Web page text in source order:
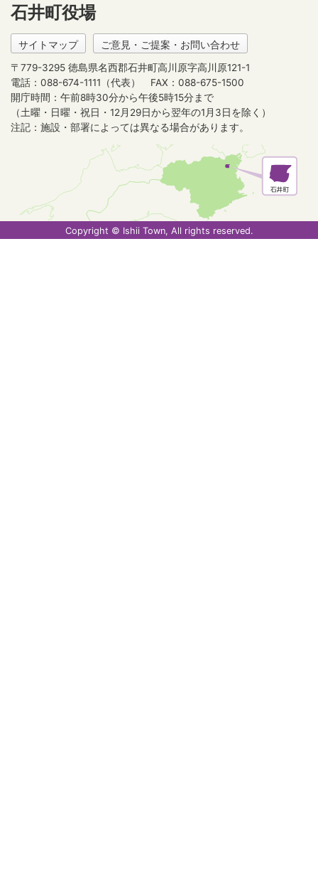
石井町役場
サイトマップ ご意見・ご提案・お問い合わせ
〒779-3295 徳島県名西郡石井町高川原字高川原121-1
電話：088-674-1111（代表）
FAX：088-675-1500
開庁時間：午前8時30分から午後5時15分まで
（土曜・日曜・祝日・12月29日から翌年の1月3日を除く）
注記：施設・部署によっては異なる場合があります。
Copyright © Ishii Town, All rights reserved.